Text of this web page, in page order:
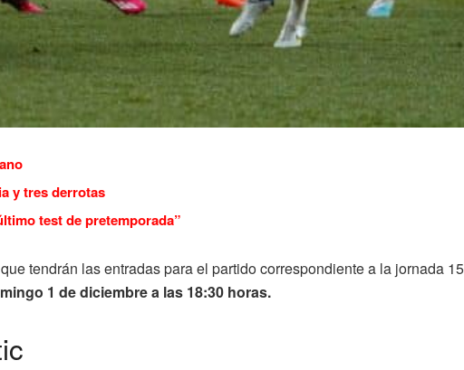
y tres derrotas
test de pretemporada”
tendrán las entradas para el partido correspondiente a la jornada
1 de diciembre a las 18:30 horas.